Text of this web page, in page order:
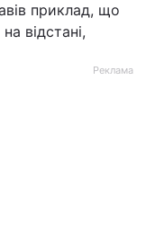
приклад, що
відстані,
Реклама